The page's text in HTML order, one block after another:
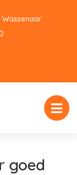
Wassenaar
goed